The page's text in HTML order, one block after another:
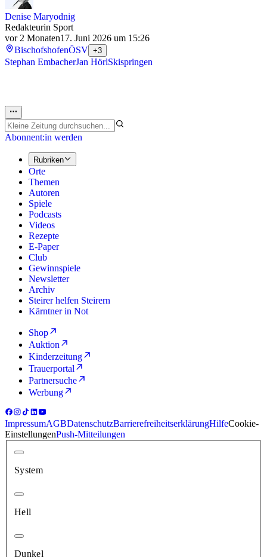
Denise Maryodnig
Redakteurin Sport
vor 2 Monaten17. Juni 2026 um 15:26
BischofshofenÖSV +3
Stephan EmbacherJan HörlSkispringen
Abonnent:in werden
Rubriken
Orte
Themen
Autoren
Spiele
Podcasts
Videos
Rezepte
E-Paper
Club
Gewinnspiele
Newsletter
Archiv
Steirer helfen Steirern
Kärntner in Not
Shop
Auktion
Kinderzeitung
Trauerportal
Partnersuche
Werbung
ImpressumAGBDatenschutzBarrierefreiheitserklärungHilfeCookie-
EinstellungenPush-Mitteilungen
System
Hell
Dunkel